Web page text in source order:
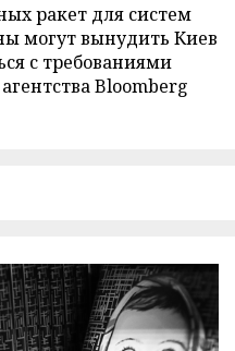
ракет для систем
могут вынудить Киев
с требованиями
Bloomberg